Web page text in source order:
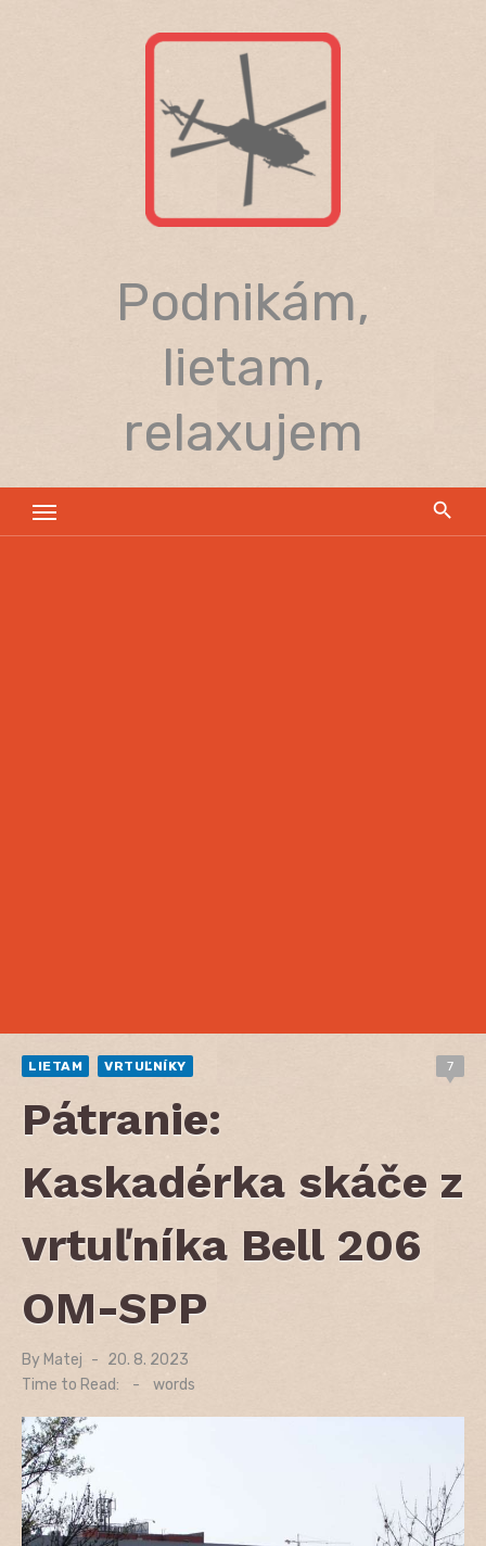
Podnikám,
lietam,
relaxujem
LIETAM VRTUĽNÍKY 7
Pátranie:
Kaskadérka skáče z
vrtuľníka Bell 206
OM-SPP
By Matej
Posted
on
20. 8. 2023
Time to Read:
- words